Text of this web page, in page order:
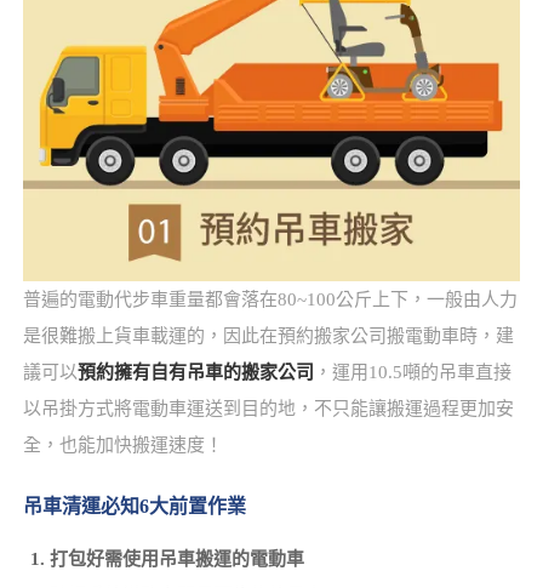
普遍的電動代步車重量都會落在80~100公斤上下，一般由人力
是很難搬上貨車載運的，因此在預約搬家公司搬電動車時，建
議可以預約擁有自有吊車的搬家公司
，運用10.5噸的吊車直接
以吊掛方式將電動車運送到目的地，不只能讓搬運過程更加安
全，也能加快搬運速度！
吊車清運必知6大前置作業
打包好需使用吊車搬運的電動車